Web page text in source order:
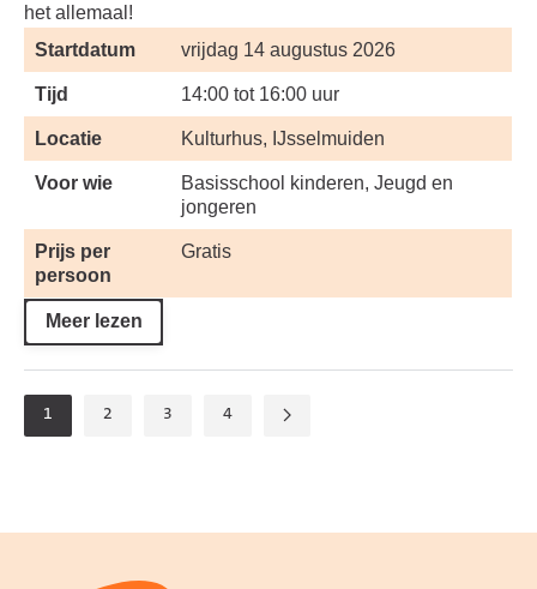
het allemaal!
Startdatum
vrijdag 14 augustus 2026
Tijd 14:00 tot 16:00 uur
Locatie Kulturhus, IJsselmuiden
Voor wie
Basisschool kinderen, Jeugd en
jongeren
Prijs per
persoon
Gratis
Meer lezen
1 2 3 4